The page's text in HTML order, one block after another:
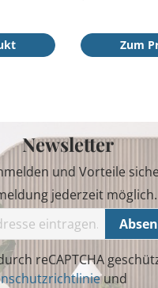
Zum
Newsletter
und Vorteile
jederzeit möglich.
reCAPTCHA
und